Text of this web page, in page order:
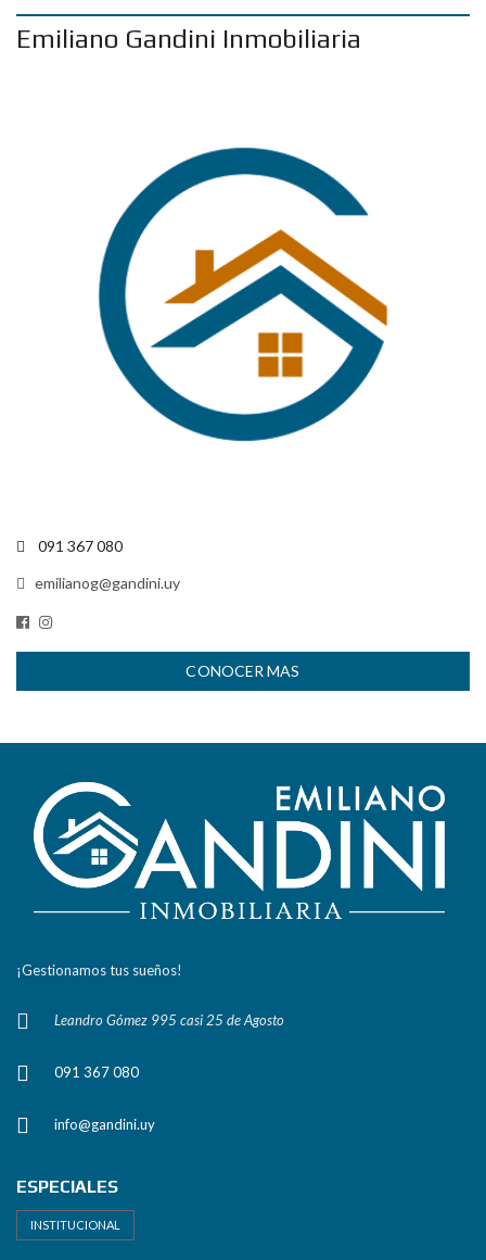
Emiliano Gandini Inmobiliaria
091 367 080
emilianog@gandini.uy
CONOCER MAS
¡Gestionamos tus sueños!
Leandro Gómez 995 casi 25 de Agosto
091 367 080
info@gandini.uy
ESPECIALES
INSTITUCIONAL